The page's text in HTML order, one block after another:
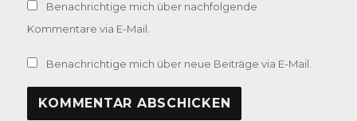
Benachrichtige mich über nachfolgende
Kommentare via E-Mail.
Benachrichtige mich über neue Beiträge via E-Mail.